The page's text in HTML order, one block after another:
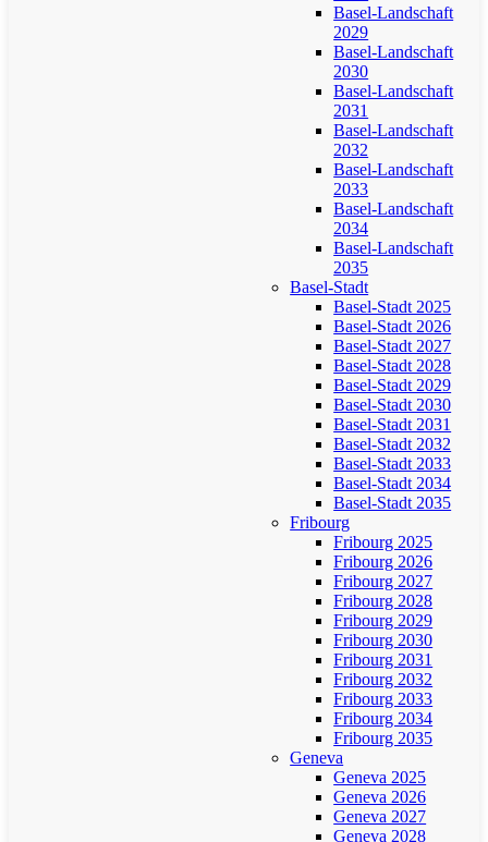
Basel-Landschaft
2029
Basel-Landschaft
2030
Basel-Landschaft
2031
Basel-Landschaft
2032
Basel-Landschaft
2033
Basel-Landschaft
2034
Basel-Landschaft
2035
Basel-Stadt
Basel-Stadt 2025
Basel-Stadt 2026
Basel-Stadt 2027
Basel-Stadt 2028
Basel-Stadt 2029
Basel-Stadt 2030
Basel-Stadt 2031
Basel-Stadt 2032
Basel-Stadt 2033
Basel-Stadt 2034
Basel-Stadt 2035
Fribourg
Fribourg 2025
Fribourg 2026
Fribourg 2027
Fribourg 2028
Fribourg 2029
Fribourg 2030
Fribourg 2031
Fribourg 2032
Fribourg 2033
Fribourg 2034
Fribourg 2035
Geneva
Geneva 2025
Geneva 2026
Geneva 2027
Geneva 2028